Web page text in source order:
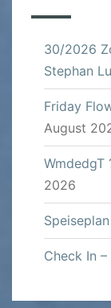
30/2026
Stephan
Friday
August
WmdedgT
2026
Check In